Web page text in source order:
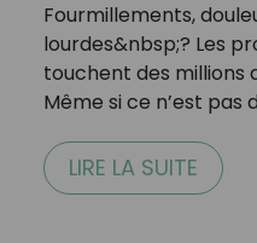
Fourmillements,
lourdes&nbsp;? Les
touchent des millions
Même si ce n’est pas
LIRE LA SUITE